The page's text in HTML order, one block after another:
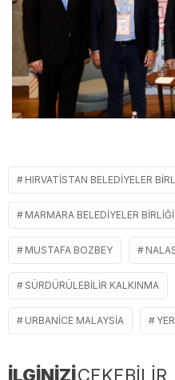
HIRVATISTAN BELEDIYELER
MARMARA BELEDIYELER BIRLIĞI
MUSTAFA BOZBEY
SÜRDÜRÜLEBILIR KALKINMA
URBANICE MALAYSIA
İLGİNİZİÇEKEBİLİR